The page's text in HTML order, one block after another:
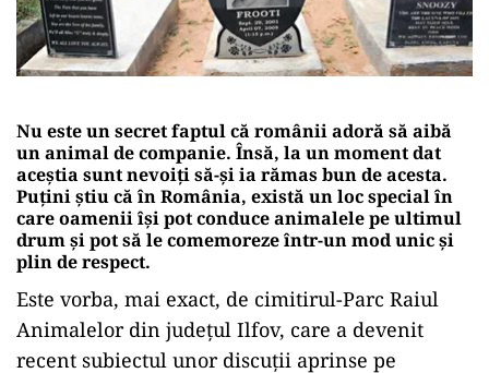
Nu este un secret faptul că românii adoră să aibă
un animal de companie. Însă, la un moment dat
aceștia sunt nevoiți să-și ia rămas bun de acesta.
Puțini știu că în România, există un loc special în
care oamenii își pot conduce animalele pe ultimul
drum și pot să le comemoreze într-un mod unic și
plin de respect.
Este vorba, mai exact, de cimitirul-Parc Raiul
Animalelor din județul Ilfov, care a devenit
recent subiectul unor discuții aprinse pe